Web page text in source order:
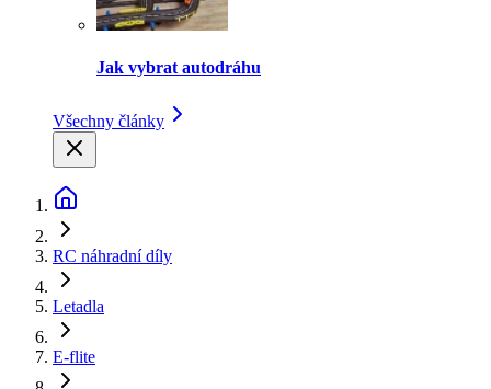
Jak vybrat autodráhu
Všechny články
RC náhradní díly
Letadla
E-flite